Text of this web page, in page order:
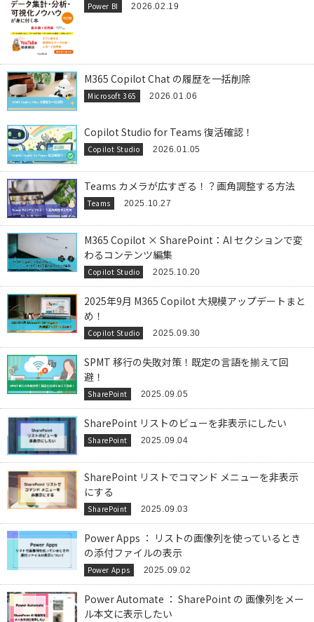
Power BI 2026.02.19
M365 Copilot Chat の履歴を一括削除
Microsoft 365 2026.01.06
Copilot Studio for Teams 復活確認！
Copilot Studio 2026.01.05
Teams カメラが広すぎる！？画角調整する方法
Teams 2025.10.27
M365 Copilot × SharePoint：AI セクションで変
わるコンテンツ編集
Copilot Studio 2025.10.20
2025年9月 M365 Copilot 大規模アップデートまと
め！
Copilot Studio 2025.09.30
SPMT 移行の失敗対策！既定の言語を揃えて回
避！
SharePoint 2025.09.05
SharePoint リストのビューを非表示にしたい
SharePoint 2025.09.04
SharePoint リストでコマンド メニューを非表示
にする
SharePoint 2025.09.03
Power Apps ： リストの画像列を使っているとき
の添付ファイルの表示
Power Apps 2025.09.02
Power Automate ： SharePoint の 画像列をメー
ル本文に表示したい